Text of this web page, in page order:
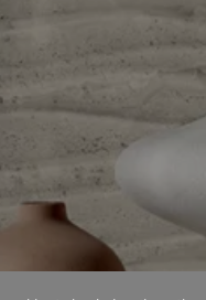
2
2 cm-
Atlas Concorde
Atlas Plan
Ceramiche Keope